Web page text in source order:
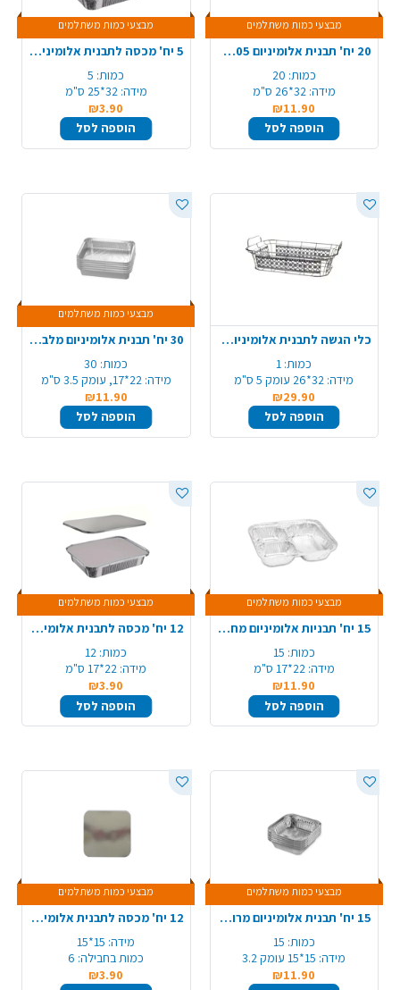
מבצעי כמות משתלמים
20 יח' תבנית אלומיניום 105/R31/A4
כמות: 20
מידה: 32*26 ס"מ
₪11.90
הוספה לסל
מבצעי כמות משתלמים
5 יח' מכסה לתבנית אלומיניום 105/A4/R31
כמות: 5
מידה: 32*25 ס"מ
₪3.90
הוספה לסל
כלי הגשה לתבנית אלומיניום לתבנית 105 איזי סרב
כמות: 1
מידה: 32*26 עומק 5 ס"מ
₪29.90
הוספה לסל
מבצעי כמות משתלמים
30 יח' תבנית אלומיניום מלבנית 58/R29 - קטן
כמות: 30
מידה: 22*17, עומק 3.5 ס"מ
₪11.90
הוספה לסל
מבצעי כמות משתלמים
15 יח' תבניות אלומיניום מחולקת TV400/R24
כמות: 15
מידה: 22*17 ס"מ
₪11.90
הוספה לסל
מבצעי כמות משתלמים
12 יח' מכסה לתבנית אלומיניום 58-R24-TV400/R29
כמות: 12
מידה: 22*17 ס"מ
₪3.90
הוספה לסל
מבצעי כמות משתלמים
15 יח' תבנית אלומיניום מרובעת 005/R25 - קטן
כמות: 15
מידה: 15*15 עומק 3.2
₪11.90
מבצעי כמות משתלמים
12 יח' מכסה לתבנית אלומיניום 005/R25
מידה: 15*15
כמות בחבילה: 6
₪3.90